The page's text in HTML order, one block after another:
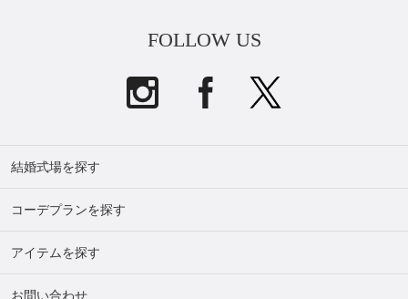
FOLLOW US
結婚式場を探す
コーデプランを探す
アイテムを探す
お問い合わせ